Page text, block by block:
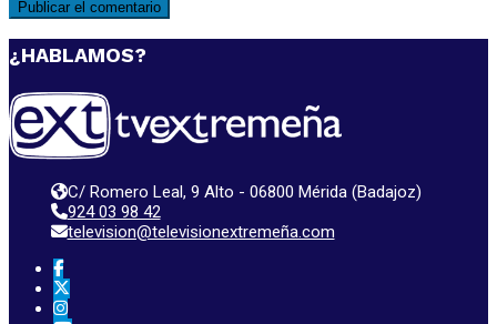
¿HABLAMOS?
C/ Romero Leal, 9 Alto - 06800 Mérida (Badajoz)
924 03 98 42
television@televisionextremeña.com